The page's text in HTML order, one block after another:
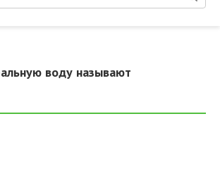
воду называют